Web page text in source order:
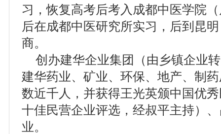
习，恢复高考后考入成都中医学院
后在成都中医研究所实习，后到昆
商。
创办建华企业集团（由乡镇企业
建华药业、矿业、环保、地产、制
数近千人，并获得王光英颁中国优
十佳民营企业评选，经叔平主持）
业。